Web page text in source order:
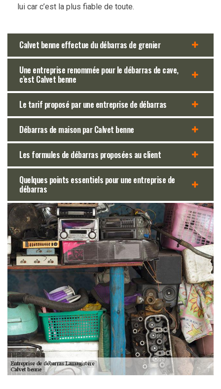
lui car c’est la plus fiable de toute.
Calvet benne effectue du débarras de grenier
Une entreprise renommée pour le débarras de cave,
c’est Calvet benne
Le tarif proposé par une entreprise de débarras
Débarras de maison par Calvet benne
Les formules de débarras proposées au client
Quelques points essentiels pour une entreprise de
débarras